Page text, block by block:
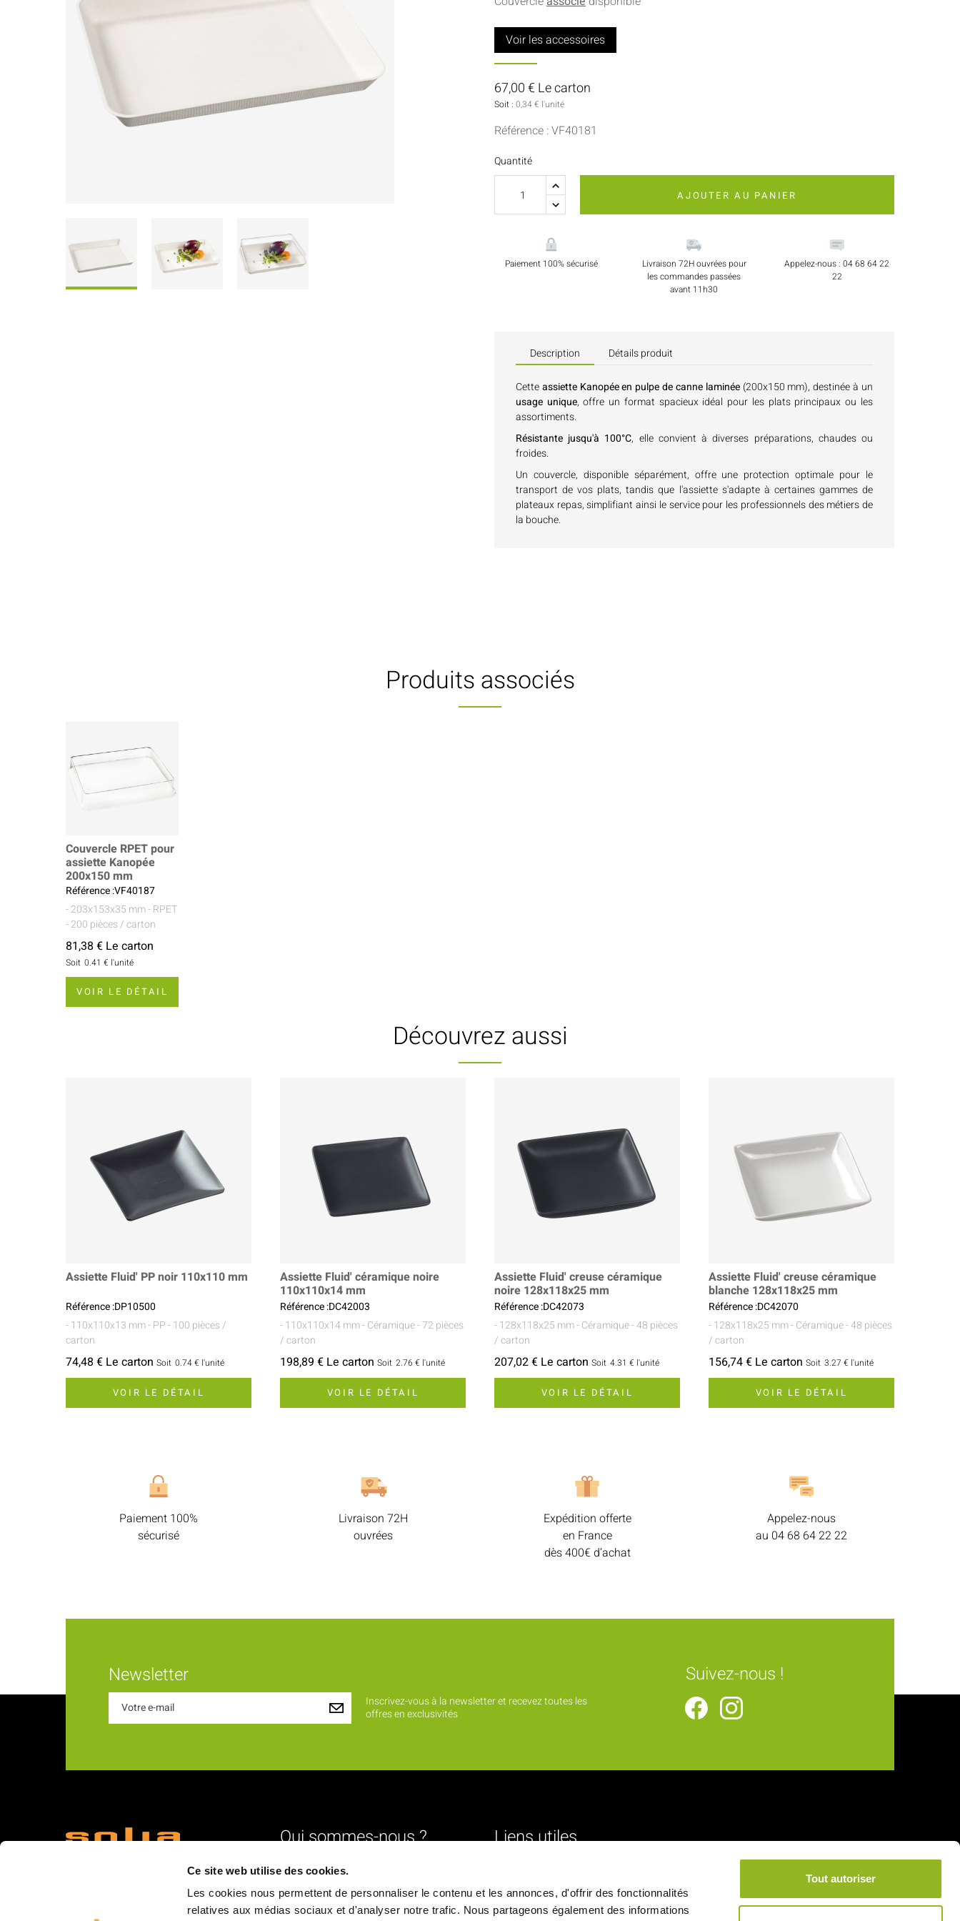
Ce site web utilise des cookies.
Les cookies nous permettent de personnaliser le contenu et les annonces, d'offrir des fonctionnalités
relatives aux médias sociaux et d'analyser notre trafic. Nous partageons également des informations
Tout autoriser
Sauces Et Condiments
Nappes Et Serviettes
Pâtisserie
Voir les accessoires
67,00 € Le carton
Soit : 0,34 € l'unité
Référence : VF40181
Quantité
AJOUTER AU PANIER
Paiement 100% sécurisé
Livraison 72H ouvrées pour
les commandes passées
avant 11h30
Appelez-nous : 04 68 64 22
22
Description Détails produit
Cetteassiette Kanopée en pulpe de canne laminée(200x150 mm), destinée à un
usage unique, offre un format spacieux idéal pour les plats principaux ou les
assortiments.
Résistante jusqu'à 100°C, elle convient à diverses préparations, chaudes ou
froides.
Un couvercle, disponible séparément, offre une protection optimale pour le
transport de vos plats, tandis que l'assiette s'adapte à certaines gammes de
plateaux repas, simplifiant ainsi le service pour les professionnels des métiers de
la bouche.
Produits associés
Couvercle RPET pour
assiette Kanopée
200x150 mm
Référence :VF40187
- 203x153x35 mm- RPET
- 200 pièces / carton
81,38 € Le carton
Soit 0.41 € l'unité
VOIR LE DÉTAIL
Découvrez aussi
Assiette Fluid' PP noir 110x110 mm
Référence :DP10500
- 110x110x13 mm- PP- 100 pièces /
carton
74,48 € Le carton Soit 0.74 € l'unité
VOIR LE DÉTAIL
Assiette Fluid' céramique noire
110x110x14 mm
Référence :DC42003
- 110x110x14 mm- Céramique- 72 pièces
/ carton
198,89 € Le carton Soit 2.76 € l'unité
VOIR LE DÉTAIL
Assiette Fluid' creuse céramique
noire 128x118x25 mm
Référence :DC42073
- 128x118x25 mm- Céramique- 48 pièces
/ carton
207,02 € Le carton Soit 4.31 € l'unité
VOIR LE DÉTAIL
Assiette Fluid' creuse céramique
blanche 128x118x25 mm
Référence :DC42070
- 128x118x25 mm- Céramique- 48 pièces
/ carton
156,74 € Le carton Soit 3.27 € l'unité
VOIR LE DÉTAIL
Paiement 100%
sécurisé
Livraison 72H
ouvrées
Expédition offerte
en France
dès 400€ d’achat
Appelez-nous
au 04 68 64 22 22
Newsletter
Inscrivez-vous à la newsletter et recevez toutes les
offres en exclusivités
Suivez-nous !
Qui sommes-nous ?
L'identité
Nos valeurs
La structure
Liens utiles
Mentions légales
Conditions générales de vente